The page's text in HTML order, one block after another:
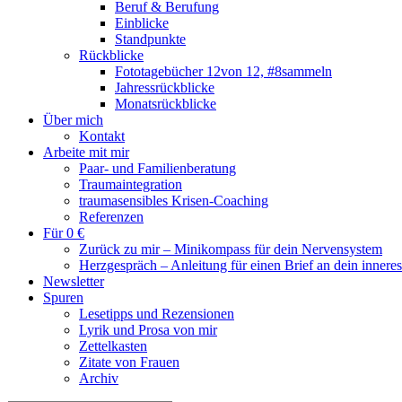
Beruf & Berufung
Einblicke
Standpunkte
Rückblicke
Fototagebücher 12von 12, #8sammeln
Jahressrückblicke
Monatsrückblicke
Über mich
Kontakt
Arbeite mit mir
Paar- und Familienberatung
Traumaintegration
traumasensibles Krisen-Coaching
Referenzen
Für 0 €
Zurück zu mir – Minikompass für dein Nervensystem
Herzgespräch – Anleitung für einen Brief an dein
Newsletter
Spuren
Lesetipps und Rezensionen
Lyrik und Prosa von mir
Zettelkasten
Zitate von Frauen
Archiv